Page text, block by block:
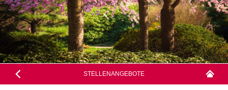
STELLENANGEBOTE